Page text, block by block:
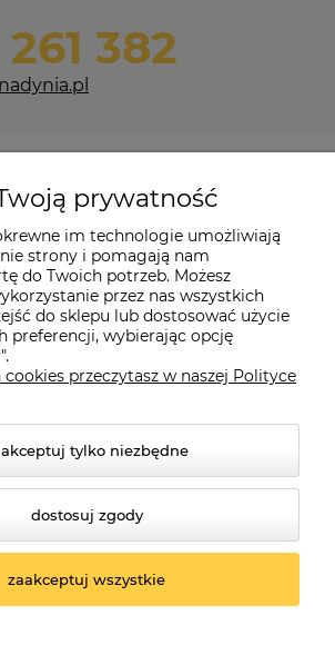
382
ul. Konarskiego 9a| 66-200 Świebodzin |
Wszelkie prawa zastrzeżone.
prywatność
im technologie umożliwiają
strony i pomagają nam
do Twoich potrzeb. Możesz
przez nas wszystkich
do sklepu lub dostosować użycie
preferencji, wybierając opcję
przeczytasz w naszej Polityce
tylko niezbędne
dostosuj zgody
zaakceptuj wszystkie